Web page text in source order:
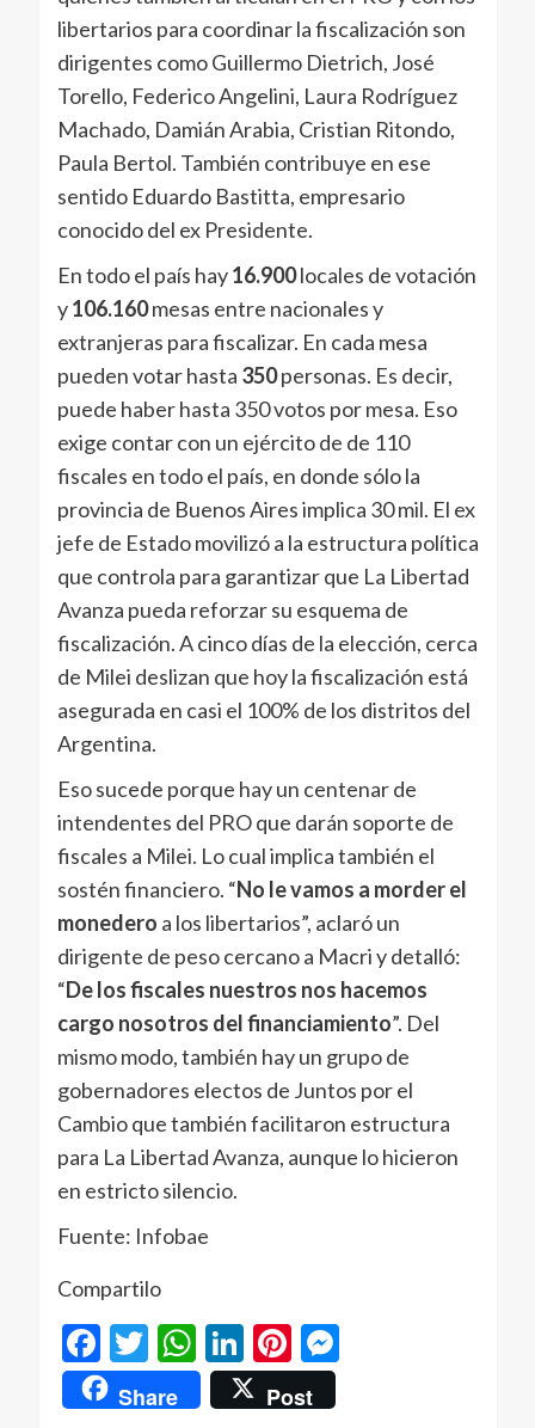
libertarios para coordinar la fiscalización son
dirigentes como Guillermo Dietrich, José
Torello, Federico Angelini, Laura Rodríguez
Machado, Damián Arabia, Cristian Ritondo,
Paula Bertol. También contribuye en ese
sentido Eduardo Bastitta, empresario
conocido del ex Presidente.
En todo el país hay16.900locales de votación
y106.160mesas entre nacionales y
extranjeras para fiscalizar. En cada mesa
pueden votar hasta 350personas. Es decir,
puede haber hasta 350 votos por mesa. Eso
exige contar con un ejército de de 110
fiscales en todo el país, en donde sólo la
provincia de Buenos Aires implica 30 mil. El ex
jefe de Estado movilizó a la estructura política
que controla para garantizar que La Libertad
Avanza pueda reforzar su esquema de
fiscalización. A cinco días de la elección, cerca
de Milei deslizan que hoy la fiscalización está
asegurada en casi el 100% de los distritos del
Argentina.
Eso sucede porque hay un centenar de
intendentes del PRO que darán soporte de
fiscales a Milei. Lo cual implica también el
sostén financiero. “No le vamos a morder el
monedero a los libertarios”, aclaró un
dirigente de peso cercano a Macri y detalló:
“De los fiscales nuestros nos hacemos
cargo nosotros del financiamiento”. Del
mismo modo, también hay un grupo de
gobernadores electos de Juntos por el
Cambio que también facilitaron estructura
para La Libertad Avanza, aunque lo hicieron
en estricto silencio.
Fuente: Infobae
Compartilo
Facebook
Twitter
WhatsApp
LinkedIn
Pinterest
Messenger
Share Post